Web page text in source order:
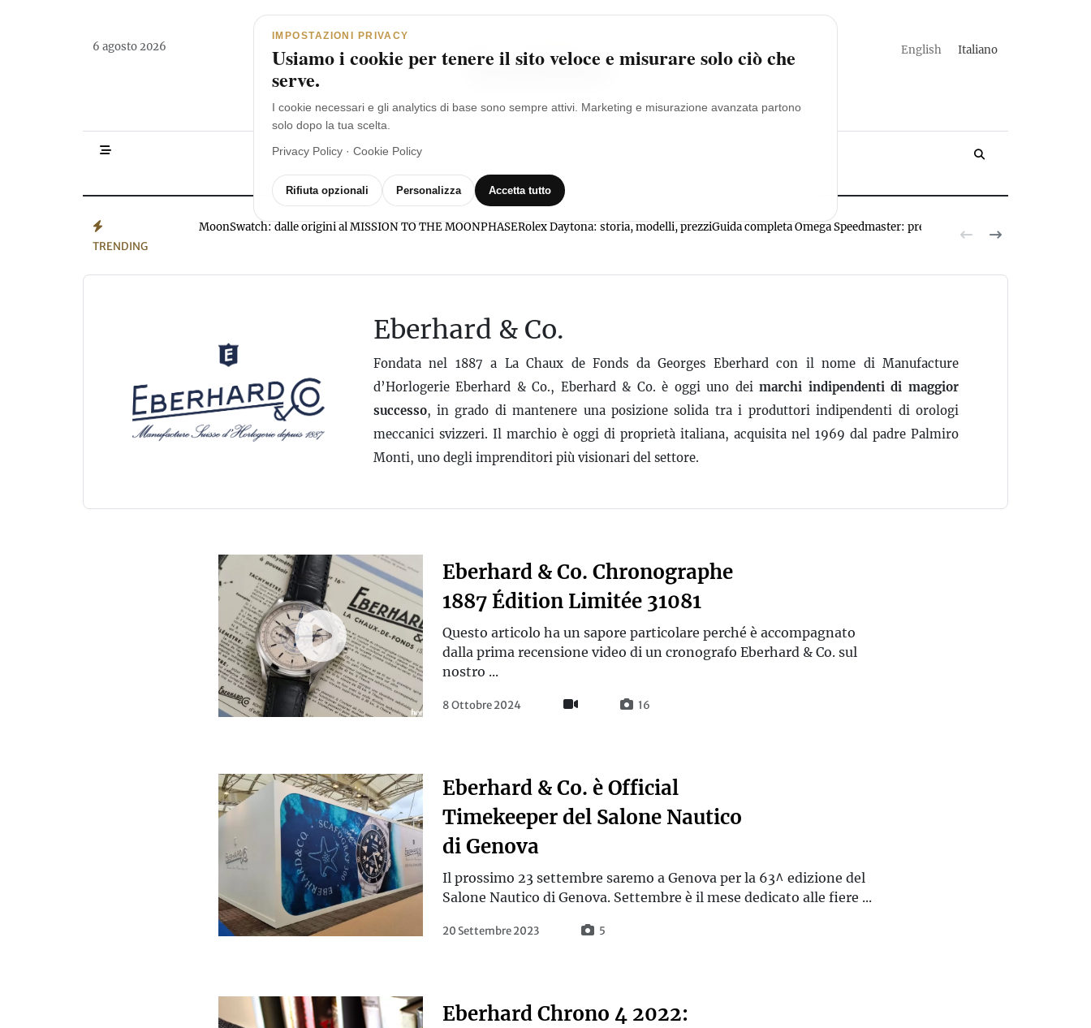
Navigazione principale
6 agosto 2026 english italiano
TRENDING
MoonSwatch: dalle origini al MISSION TO THE MOONPHASERolex Daytona: storia, modelli, prezziGuida completa Omega Speedmaster: prezzi, modelli, valutazioni
Eberhard & Co.
Fondata nel 1887 a La Chaux de Fonds da Georges Eberhard con il nome di Manufacture
d’Horlogerie Eberhard & Co., Eberhard & Co. è oggi uno deimarchi indipendenti di maggior
successo, in grado di mantenere una posizione solida tra i produttori indipendenti di orologi
meccanici svizzeri. Il marchio è oggi di proprietà italiana, acquisita nel 1969 dal padre Palmiro
Monti, uno degli imprenditori più visionari del settore.
Eberhard & Co. Chronographe
1887 Édition Limitée 31081
Questo articolo ha un sapore particolare perché è accompagnato
dalla prima recensione video di un cronografo Eberhard & Co. sul
nostro ...
8 Ottobre 2024 16
Eberhard & Co. è Official
Timekeeper del Salone Nautico
di Genova
Il prossimo 23 settembre saremo a Genova per la 63^ edizione del
Salone Nautico di Genova. Settembre è il mese dedicato alle fiere ...
20 Settembre 2023 5
Eberhard Chrono 4 2022:
IMPOSTAZIONI PRIVACY
Usiamo i cookie per tenere il sito veloce e misurare solo ciò che
serve.
I cookie necessari e gli analytics di base sono sempre attivi. Marketing e misurazione avanzata partono
solo dopo la tua scelta.
Privacy Policy · Cookie Policy
Rifiuta opzionali Personalizza Accetta tutto